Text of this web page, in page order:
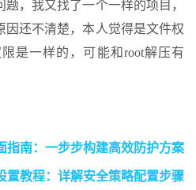
，我又找了一个一样的项目，
因还不清楚，本人觉得是文件权
是一样的，可能和root解压有
指南：一步步构建高效防护方案
置教程：详解安全策略配置步骤